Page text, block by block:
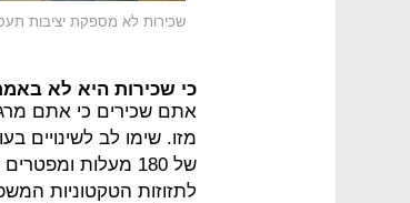
שכירות לא מספקת יציבות
כי שכירות היא לא
אתם שכירים כי אתם
מזו. שימו לב לשינויים
של 180 מעלות
לתזוזות הטקטוניות